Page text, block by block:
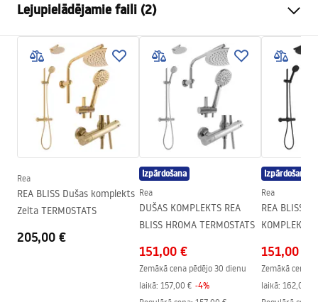
Krāsa
Kabīnes tips
Walk-in
Stikla krāsa
Pelēks 8mm
Seria
Flexi
Montāža
Uz dušas paliktņa vai uz
grīdas
Augstums (mm)
1950
mm
Universal
Garantija
Easy Clean pārklājums
Jā, vienā loga pusē
Lejupielādējamie faili (2)
Drošības informācija
WARUNKI BEZPIECZENSTWA KABINY DRZWI
PARAWANY.pdf
Uzstādīšanas instrukcija
Instrukcja_monta__u___cianki_Flexi.pdf
Rea
REA BLISS Dušas komplekts
Zelta TERMOSTATS
205,00 €
Izpārdošana
Rea
DUŠAS KOMPLEKTS REA
BLISS HROMA TERMOSTATS
151,00 €
Zemākā cena pēdējo 30 dienu
laikā: 157,00 € -4%
Izpārdošana
Rea
REA BLISS
KOMPLEKTS
151,00 €
Zemākā cena
laikā: 162,00 €